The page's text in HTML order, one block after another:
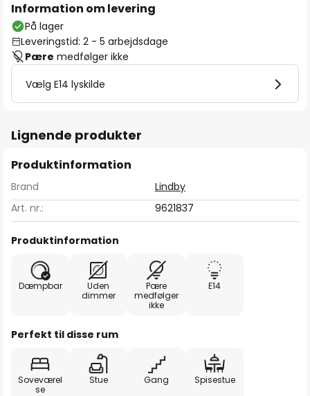
Information om levering
På lager
Leveringstid: 2 - 5 arbejdsdage
Pære medfølger ikke
Vælg E14 lyskilde
Lignende produkter
Produktinformation
Brand
Lindby
Art. nr.:
9621837
Produktinformation
Dæmpbar
Uden
dimmer
Pære
medfølger
ikke
E14
Perfekt til disse rum
Soveværel
se
Stue Gang Spisestue